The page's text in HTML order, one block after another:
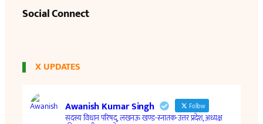
Social Connect
X UPDATES